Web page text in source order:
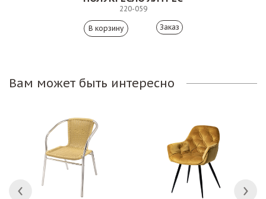
220-059
Заказ
Вам может быть интересно